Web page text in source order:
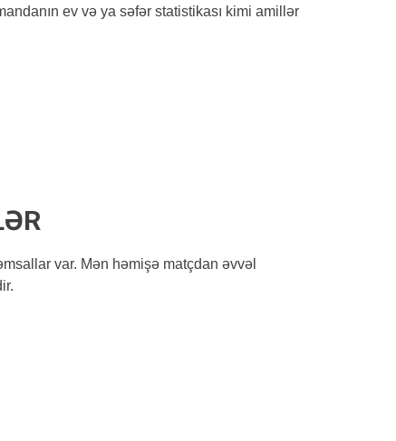
ev və ya səfər statistikası kimi amillər
var. Mən həmişə matçdan əvvəl